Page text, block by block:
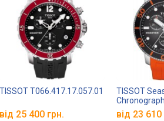
TISSOT T066.417.17.057.01
від 25 400 грн.
TISSOT
Chronograph
від 23 610